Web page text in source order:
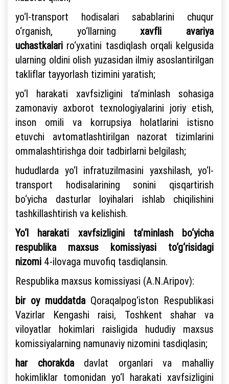
yo‘l-transport hodisalari sabablarini chuqur
o‘rganish, yo‘llarningxavfli avariya
uchastkalari ro‘yxatini tasdiqlash orqali kelgusida
ularning oldini olish yuzasidan ilmiy asoslantirilgan
takliflar tayyorlash tizimini yaratish;
yo‘l harakati xavfsizligini ta’minlash sohasiga
zamonaviy axborot texnologiyalarini joriy etish,
inson omili va korrupsiya holatlarini istisno
etuvchi avtomatlashtirilgan nazorat tizimlarini
ommalashtirishga doir tadbirlarni belgilash;
hududlarda yo‘l infratuzilmasini yaxshilash, yo‘l-
transport hodisalarining sonini qisqartirish
bo‘yicha dasturlar loyihalari ishlab chiqilishini
tashkillashtirish va kelishish.
Yo‘l harakati xavfsizligini ta’minlash bo‘yicha
respublika maxsus komissiyasi to‘g‘risidagi
nizomi 4-ilovaga muvofiq tasdiqlansin.
Respublika maxsus komissiyasi (A.N.Aripov):
bir oy muddatdaQoraqalpog‘iston Respublikasi
Vazirlar Kengashi raisi, Toshkent shahar va
viloyatlar hokimlari raisligida hududiy maxsus
komissiyalarning namunaviy nizomini tasdiqlasin;
har chorakdadavlat organlari va mahalliy
hokimliklar tomonidan yo‘l harakati xavfsizligini